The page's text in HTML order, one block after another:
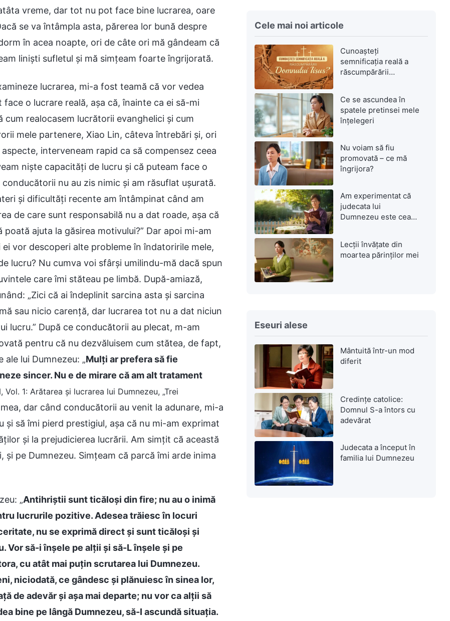
vreme, dar tot nu pot face bine lucrarea, oare
se va întâmpla asta, părerea lor bună despre
în acea noapte, ori de câte ori mă gândeam că
liniști sufletul și mă simțeam foarte îngrijorată.
lucrarea, mi-a fost teamă că vor vedea
o lucrare reală, așa că, înainte ca ei să-mi
realocasem lucrătorii evanghelici și cum
mele partenere, Xiao Lin, câteva întrebări și, ori
interveneam rapid ca să compensez ceea
niște capacități de lucru și că puteam face o
nu au zis nimic și am răsuflat ușurată.
și dificultăți recente am întâmpinat când am
de care sunt responsabilă nu a dat roade, așa că
ajuta la găsirea motivului?” Dar apoi mi-am
vor descoperi alte probleme în îndatoririle mele,
lucru? Nu cumva voi sfârși umilindu-mă dacă spun
care îmi stăteau pe limbă. După-amiază,
„Zici că ai îndeplinit sarcina asta și sarcina
sau nicio carență, dar lucrarea tot nu a dat niciun
lucru.” După ce conducătorii au plecat, m-am
pentru că nu dezvăluisem cum stătea, de fapt,
lui Dumnezeu: „Mulți ar prefera să fie
sincer. Nu e de mirare că am alt tratament
Vol. 1: Arătarea și lucrarea lui Dumnezeu, „Trei
dar când conducătorii au venit la adunare, mi-a
să îmi pierd prestigiul, așa că nu mi-am exprimat
și la prejudicierea lucrării. Am simțit că această
pe Dumnezeu. Simțeam că parcă îmi arde inima
„Antihriștii sunt ticăloși din fire; nu au o inimă
lucrurile pozitive. Adesea trăiesc în locuri
nu se exprimă direct și sunt ticăloși și
Vor să-i înșele pe alții și să-L înșele și pe
cu atât mai puțin scrutarea lui Dumnezeu.
niciodată, ce gândesc și plănuiesc în sinea lor,
de adevăr și așa mai departe; nu vor ca alții să
bine pe lângă Dumnezeu, să-I ascundă situația.
Cele mai noi articole
Cunoașteți
semnificația reală a
răscumpărării
Ce se ascundea în
spatele pretinsei mele
înțelegeri
Nu voiam să fiu
promovată – ce mă
îngrijora?
Am experimentat că
judecata lui
Dumnezeu este cea
Lecții învățate din
moartea părinților mei
Eseuri alese
Mântuită într-un mod
diferit
Credințe catolice:
Domnul S-a întors cu
adevărat
Judecata a început în
familia lui Dumnezeu